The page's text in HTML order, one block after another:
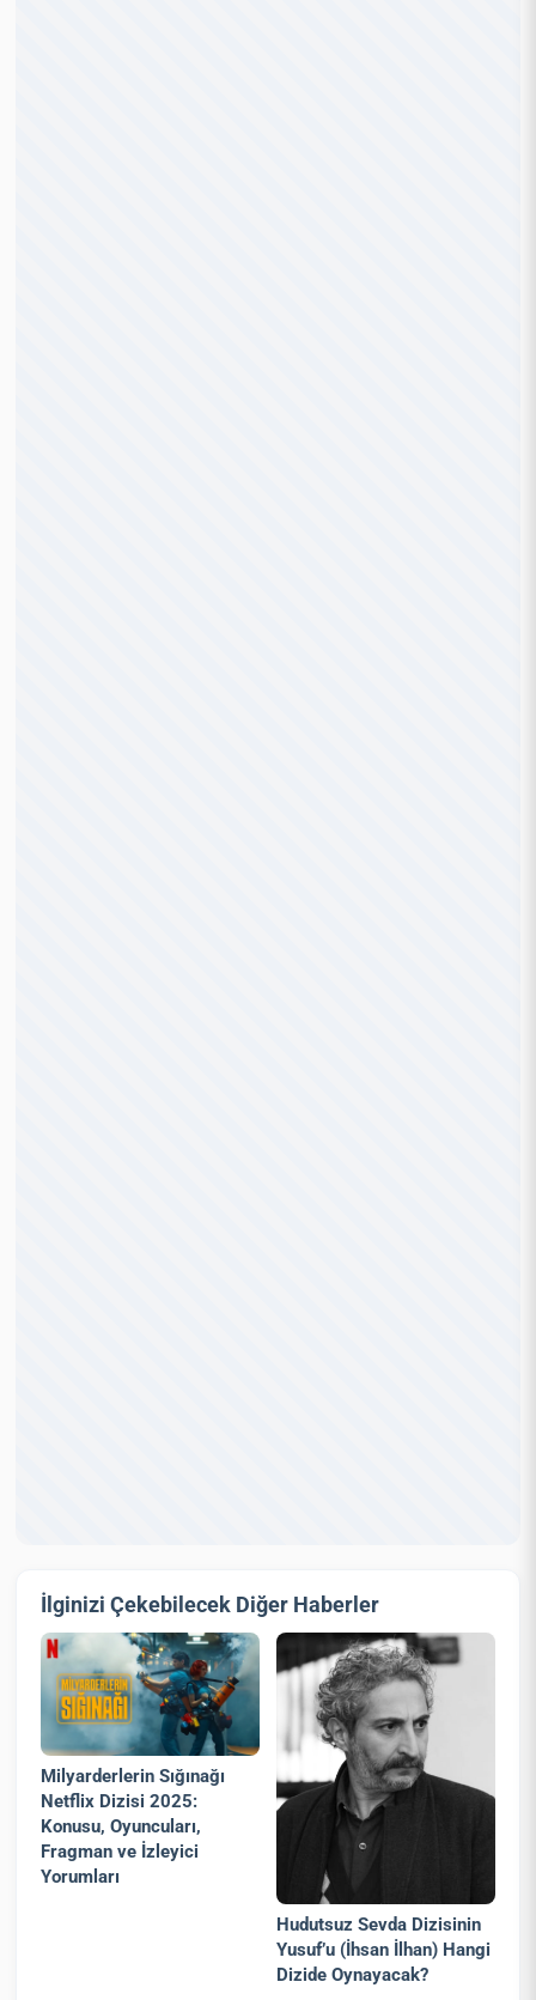
İlginizi Çekebilecek Diğer Haberler
Milyarderlerin Sığınağı
Netflix Dizisi 2025:
Konusu, Oyuncuları,
Fragman ve İzleyici
Yorumları
Hudutsuz Sevda Dizisinin
Yusuf’u (İhsan İlhan) Hangi
Dizide Oynayacak?